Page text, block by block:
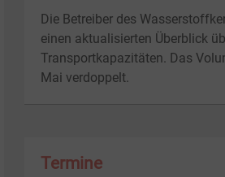
Die Betreiber des
einen aktualisierten Überblick
Transportkapazitäten. Das
Mai verdoppelt.
Termine